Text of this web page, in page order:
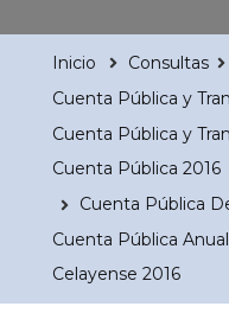
Inicio Consultas
Cuenta Pública y
Cuenta Pública y
Cuenta Pública 2016
Cuenta Pública
Cuenta Pública
Celayense 2016